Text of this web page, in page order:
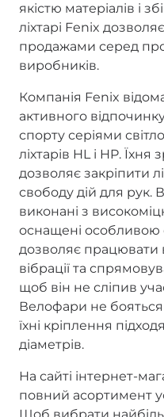
якістю матеріалів і
ліхтарі Fenix
продажами серед
виробників.
Компанія Fenix
активного
спорту серіями
ліхтарів HL і HP.
дозволяє закріпити
свободу дій для рук.
виконані з
оснащені
дозволяє працювати
вібрації та
щоб він не сліпив
Велофари не бояться
їхні кріплення
діаметрів.
На сайті інтернет-
повний асортимент